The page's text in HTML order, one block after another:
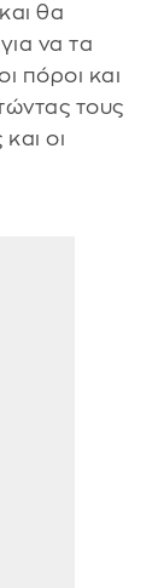
θα
να τα
πόροι και
τους
οι